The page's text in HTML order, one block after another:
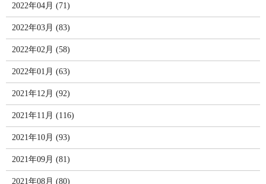
2022年04月 (71)
2022年03月 (83)
2022年02月 (58)
2022年01月 (63)
2021年12月 (92)
2021年11月 (116)
2021年10月 (93)
2021年09月 (81)
2021年08月 (80)